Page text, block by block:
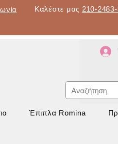
Καλέστε μας 210-
Έπιπλα Romina